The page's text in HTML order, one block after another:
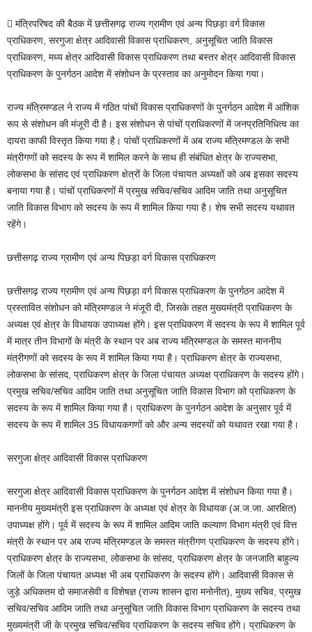
 मंत्रिपरिषद की बैठक में छत्तीसगढ़ राज्य ग्रामीण एवं अन्य पिछड़ा वर्ग विकास
प्राधिकरण, सरगुजा क्षेत्र आदिवासी विकास प्राधिकरण, अनुसूचित जाति विकास
प्राधिकरण, मध्य क्षेत्र आदिवासी विकास प्राधिकरण तथा बस्तर क्षेत्र आदिवासी विकास
प्राधिकरण के पुनर्गठन आदेश में संशोधन के प्रस्ताव का अनुमोदन किया गया।
राज्य मंत्रिमण्डल ने राज्य में गठित पांचों विकास प्राधिकरणों के पुनर्गठन आदेश में आंशिक
रूप से संशोधन की मंजूरी दी है। इस संशोधन से पांचों प्राधिकरणों में जनप्रतिनिधित्व का
दायरा काफी विस्तृत किया गया है। पांचों प्राधिकरणों में अब राज्य मंत्रिमण्डल के सभी
मंत्रीगणों को सदस्य के रूप में शामिल करने के साथ ही संबंधित क्षेत्र के राज्यसभा,
लोकसभा के सांसद एवं प्राधिकरण क्षेत्रों के जिला पंचायत अध्यक्षों को अब इसका सदस्य
बनाया गया है। पांचों प्राधिकरणों में प्रमुख सचिव/सचिव आदिम जाति तथा अनुसूचित
जाति विकास विभाग को सदस्य के रूप में शामिल किया गया है। शेष सभी सदस्य यथावत
रहेंगे।
छत्तीसगढ़ राज्य ग्रामीण एवं अन्य पिछड़ा वर्ग विकास प्राधिकरण
छत्तीसगढ़ राज्य ग्रामीण एवं अन्य पिछड़ा वर्ग विकास प्राधिकरण के पुनर्गठन आदेश में
प्रस्तावित संशोधन को मंत्रिमण्डल ने मंजूरी दी, जिसके तहत मुख्यमंत्री प्राधिकरण के
अध्यक्ष एवं क्षेत्र के विधायक उपाध्यक्ष होंगे। इस प्राधिकरण में सदस्य के रूप में शामिल पूर्व
में मात्र तीन विभागों के मंत्री के स्थान पर अब राज्य मंत्रिमण्डल के समस्त माननीय
मंत्रीगणों को सदस्य के रूप में शामिल किया गया है। प्राधिकरण क्षेत्र के राज्यसभा,
लोकसभा के सांसद, प्राधिकरण क्षेत्र के जिला पंचायत अध्यक्ष प्राधिकरण के सदस्य होंगे।
प्रमुख सचिव/सचिव आदिम जाति तथा अनुसूचित जाति विकास विभाग को प्राधिकरण के
सदस्य के रूप में शामिल किया गया है। प्राधिकरण के पुनर्गठन आदेश के अनुसार पूर्व में
सदस्य के रूप में शामिल 35 विधायकगणों को और अन्य सदस्यों को यथावत रखा गया है।
सरगुजा क्षेत्र आदिवासी विकास प्राधिकरण
सरगुजा क्षेत्र आदिवासी विकास प्राधिकरण के पुनर्गठन आदेश में संशोधन किया गया है।
माननीय मुख्यमंत्री इस प्राधिकरण के अध्यक्ष एवं क्षेत्र के विधायक (अ.ज.जा. आरक्षित)
उपाध्यक्ष होंगे। पूर्व में सदस्य के रूप में शामिल आदिम जाति कल्याण विभाग मंत्री एवं वित्त
मंत्री के स्थान पर अब राज्य मंत्रिमण्डल के समस्त मंत्रीगण प्राधिकरण के सदस्य होंगे।
प्राधिकरण क्षेत्र के राज्यसभा, लोकसभा के सांसद, प्राधिकरण क्षेत्र के जनजाति बाहुल्य
जिलों के जिला पंचायत अध्यक्ष भी अब प्राधिकरण के सदस्य होंगे। आदिवासी विकास से
जुड़े अधिकतम दो समाजसेवी व विशेषज्ञ (राज्य शासन द्वारा मनोनीत), मुख्य सचिव, प्रमुख
सचिव/सचिव आदिम जाति तथा अनुसूचित जाति विकास विभाग प्राधिकरण के सदस्य तथा
मुख्यमंत्री जी के प्रमुख सचिव/सचिव प्राधिकरण के सदस्य सचिव होंगे। प्राधिकरण के